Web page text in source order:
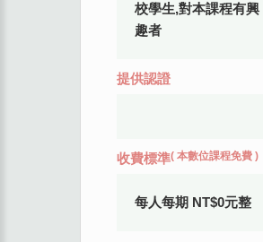
校學生,對本課程有興
趣者
提供認證
收費標準( 本數位課程免費 )
每人每期 NT$0元整